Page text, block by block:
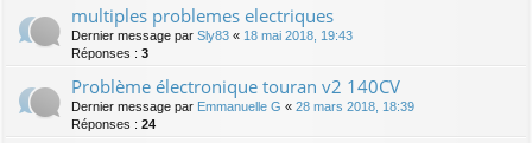
multiples problemes electriques
Dernier message par Sly83 « 18 mai 2018, 19:43
Réponses : 3
Problème électronique touran v2 140CV
Dernier message par Emmanuelle G « 28 mars 2018, 18:39
Réponses : 24